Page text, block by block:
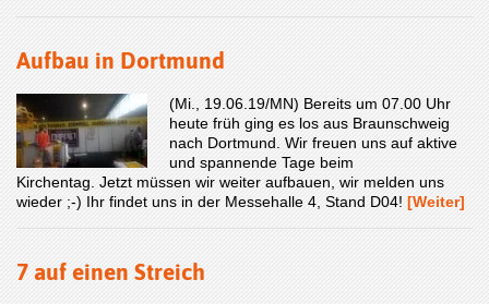
Aufbau in Dortmund
(Mi., 19.06.19/MN) Bereits um 07.00 Uhr
heute früh ging es los aus Braunschweig
nach Dortmund. Wir freuen uns auf aktive
und spannende Tage beim
Kirchentag. Jetzt müssen wir weiter aufbauen, wir melden uns
wieder ;-) Ihr findet uns in der Messehalle 4, Stand D04! [Weiter]
7 auf einen Streich